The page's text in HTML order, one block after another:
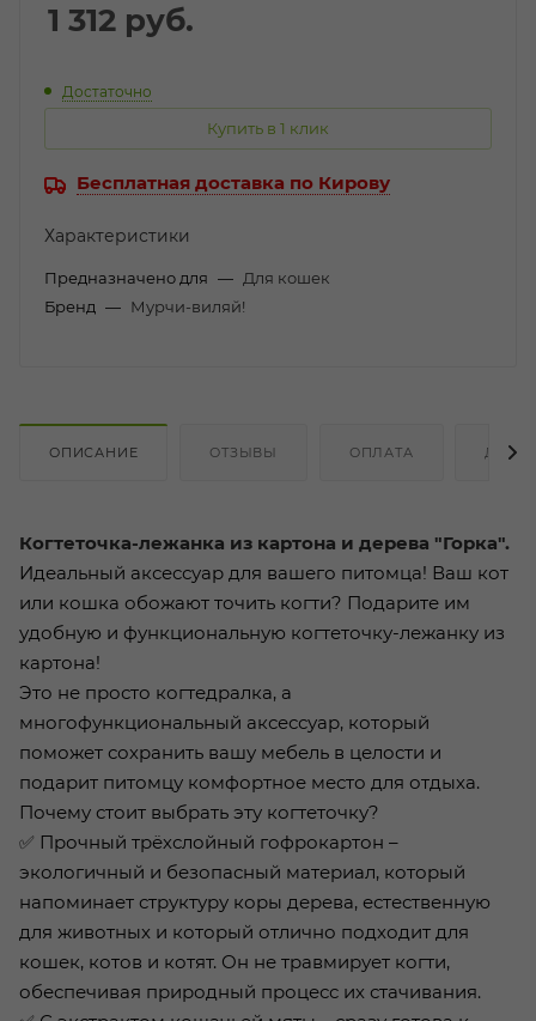
1 312 руб.
Достаточно
Купить в 1 клик
Бесплатная доставка по Кирову
Характеристики
Предназначено для — Для кошек
Бренд — Мурчи-виляй!
ОПИСАНИЕ ОТЗЫВЫ ОПЛАТА
Когтеточка-лежанка из картона и дерева "Горка".
Идеальный аксессуар для вашего питомца! Ваш кот
или кошка обожают точить когти? Подарите им
удобную и функциональную когтеточку-лежанку из
картона!
Это не просто когтедралка, а
многофункциональный аксессуар, который
поможет сохранить вашу мебель в целости и
подарит питомцу комфортное место для отдыха.
Почему стоит выбрать эту когтеточку?
✅ Прочный трёхслойный гофрокартон –
экологичный и безопасный материал, который
напоминает структуру коры дерева, естественную
для животных и который отлично подходит для
кошек, котов и котят. Он не травмирует когти,
обеспечивая природный процесс их стачивания.